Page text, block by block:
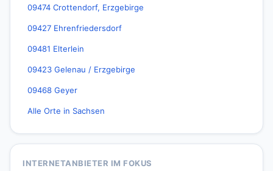
09474 Crottendorf, Erzgebirge
09427 Ehrenfriedersdorf
09481 Elterlein
09423 Gelenau / Erzgebirge
09468 Geyer
Alle Orte in Sachsen
INTERNETANBIETER IM FOKUS